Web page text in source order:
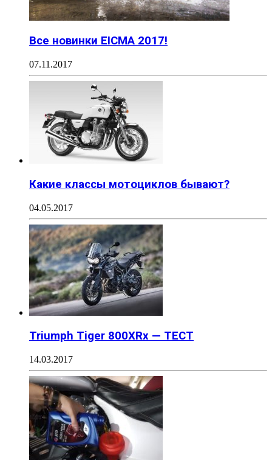
Все новинки EICMA 2017!
07.11.2017
Какие классы мотоциклов бывают?
04.05.2017
Triumph Tiger 800XRx — ТЕСТ
14.03.2017